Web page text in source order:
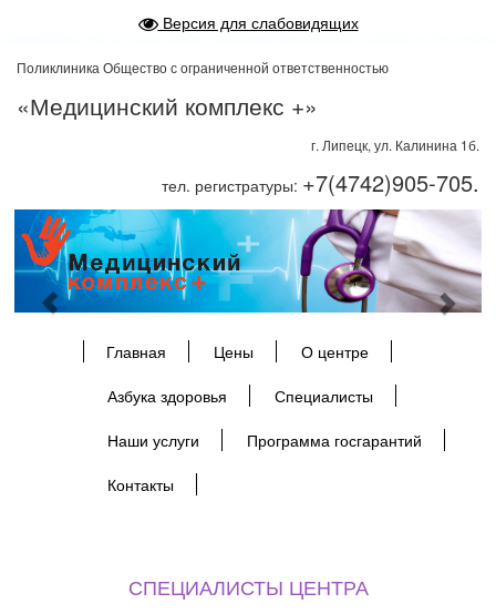
Версия для слабовидящих
Поликлиника Общество с ограниченной ответственностью
«Медицинский комплекс +»
г. Липецк, ул. Калинина 1б.
тел. регистратуры: +7(4742)905-705.
Previous Next
Главная Цены
О центре
Азбука здоровья
Специалисты
Наши услуги
Программа госгарантий
Контакты
СПЕЦИАЛИСТЫ ЦЕНТРА